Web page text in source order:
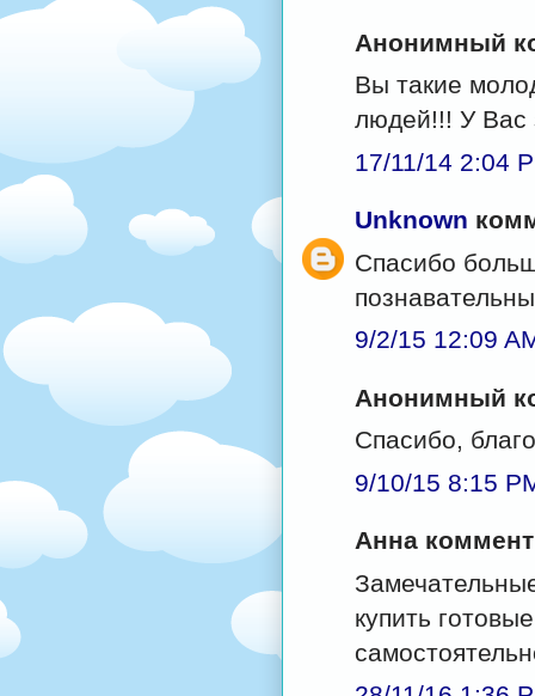
Анонимный
Вы такие
людей!!! У Вас
17/11/14 2:04
Unknown
Спасибо
9/2/15 12:09
Анонимный
Спасибо,
9/10/15 8:15
Анна
купить